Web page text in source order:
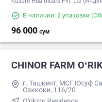
В наличии: 2 упаковки
96 000 сум
CHINOR FARM
г. Ташкент, МСГ Юсуф
Саккоки, 116/20